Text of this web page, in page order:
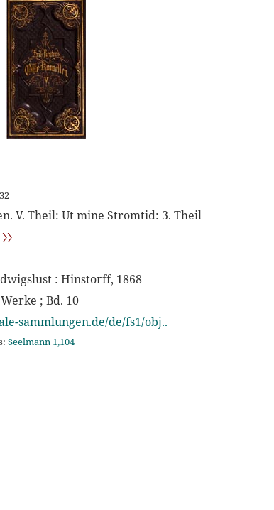
V. Theil: Ut mine Stromtid: 3. Theil
: Hinstorff, 1868
; Bd. 10
sammlungen.de/de/fs1/obj..
Seelmann 1,104